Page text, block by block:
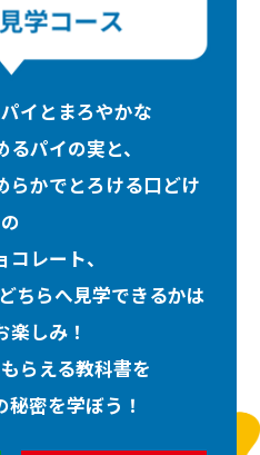
イとまろやかな
パイの実と、
らかでとろける口どけ
の
レート、
ちらへ見学できるかは
楽しみ！
らえる教科書を
密を学ぼう！